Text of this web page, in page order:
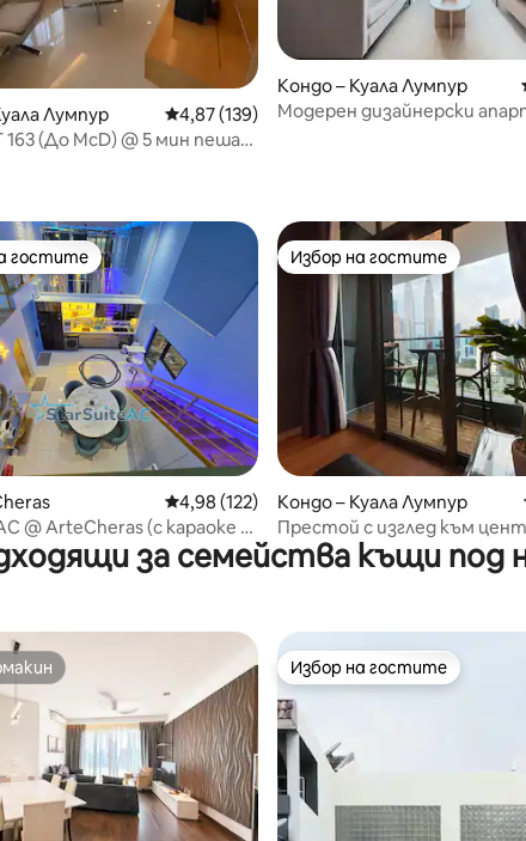
5, 105 отзива
Лумпур Средна оценка: 4,87 от 5, 139 отзива
4,87 (139)
163 (До McD) @ 5 мин пеша
Кондо – Куала Лумпур
Модерен дизайнерски
5, 294 отзива
гостите
гостите
Средна оценка: 4,98 от 5, 122 отзива
4,98 (122)
@ ArteCheras (с караоке и
Избор на гостите
Избор на гостите
Кондо – Куала Лумпур
Престой с изглед към
Куала Лумпур @ Kg Baru
за семейства къщи под
Избор на гостите
Избор на гостите